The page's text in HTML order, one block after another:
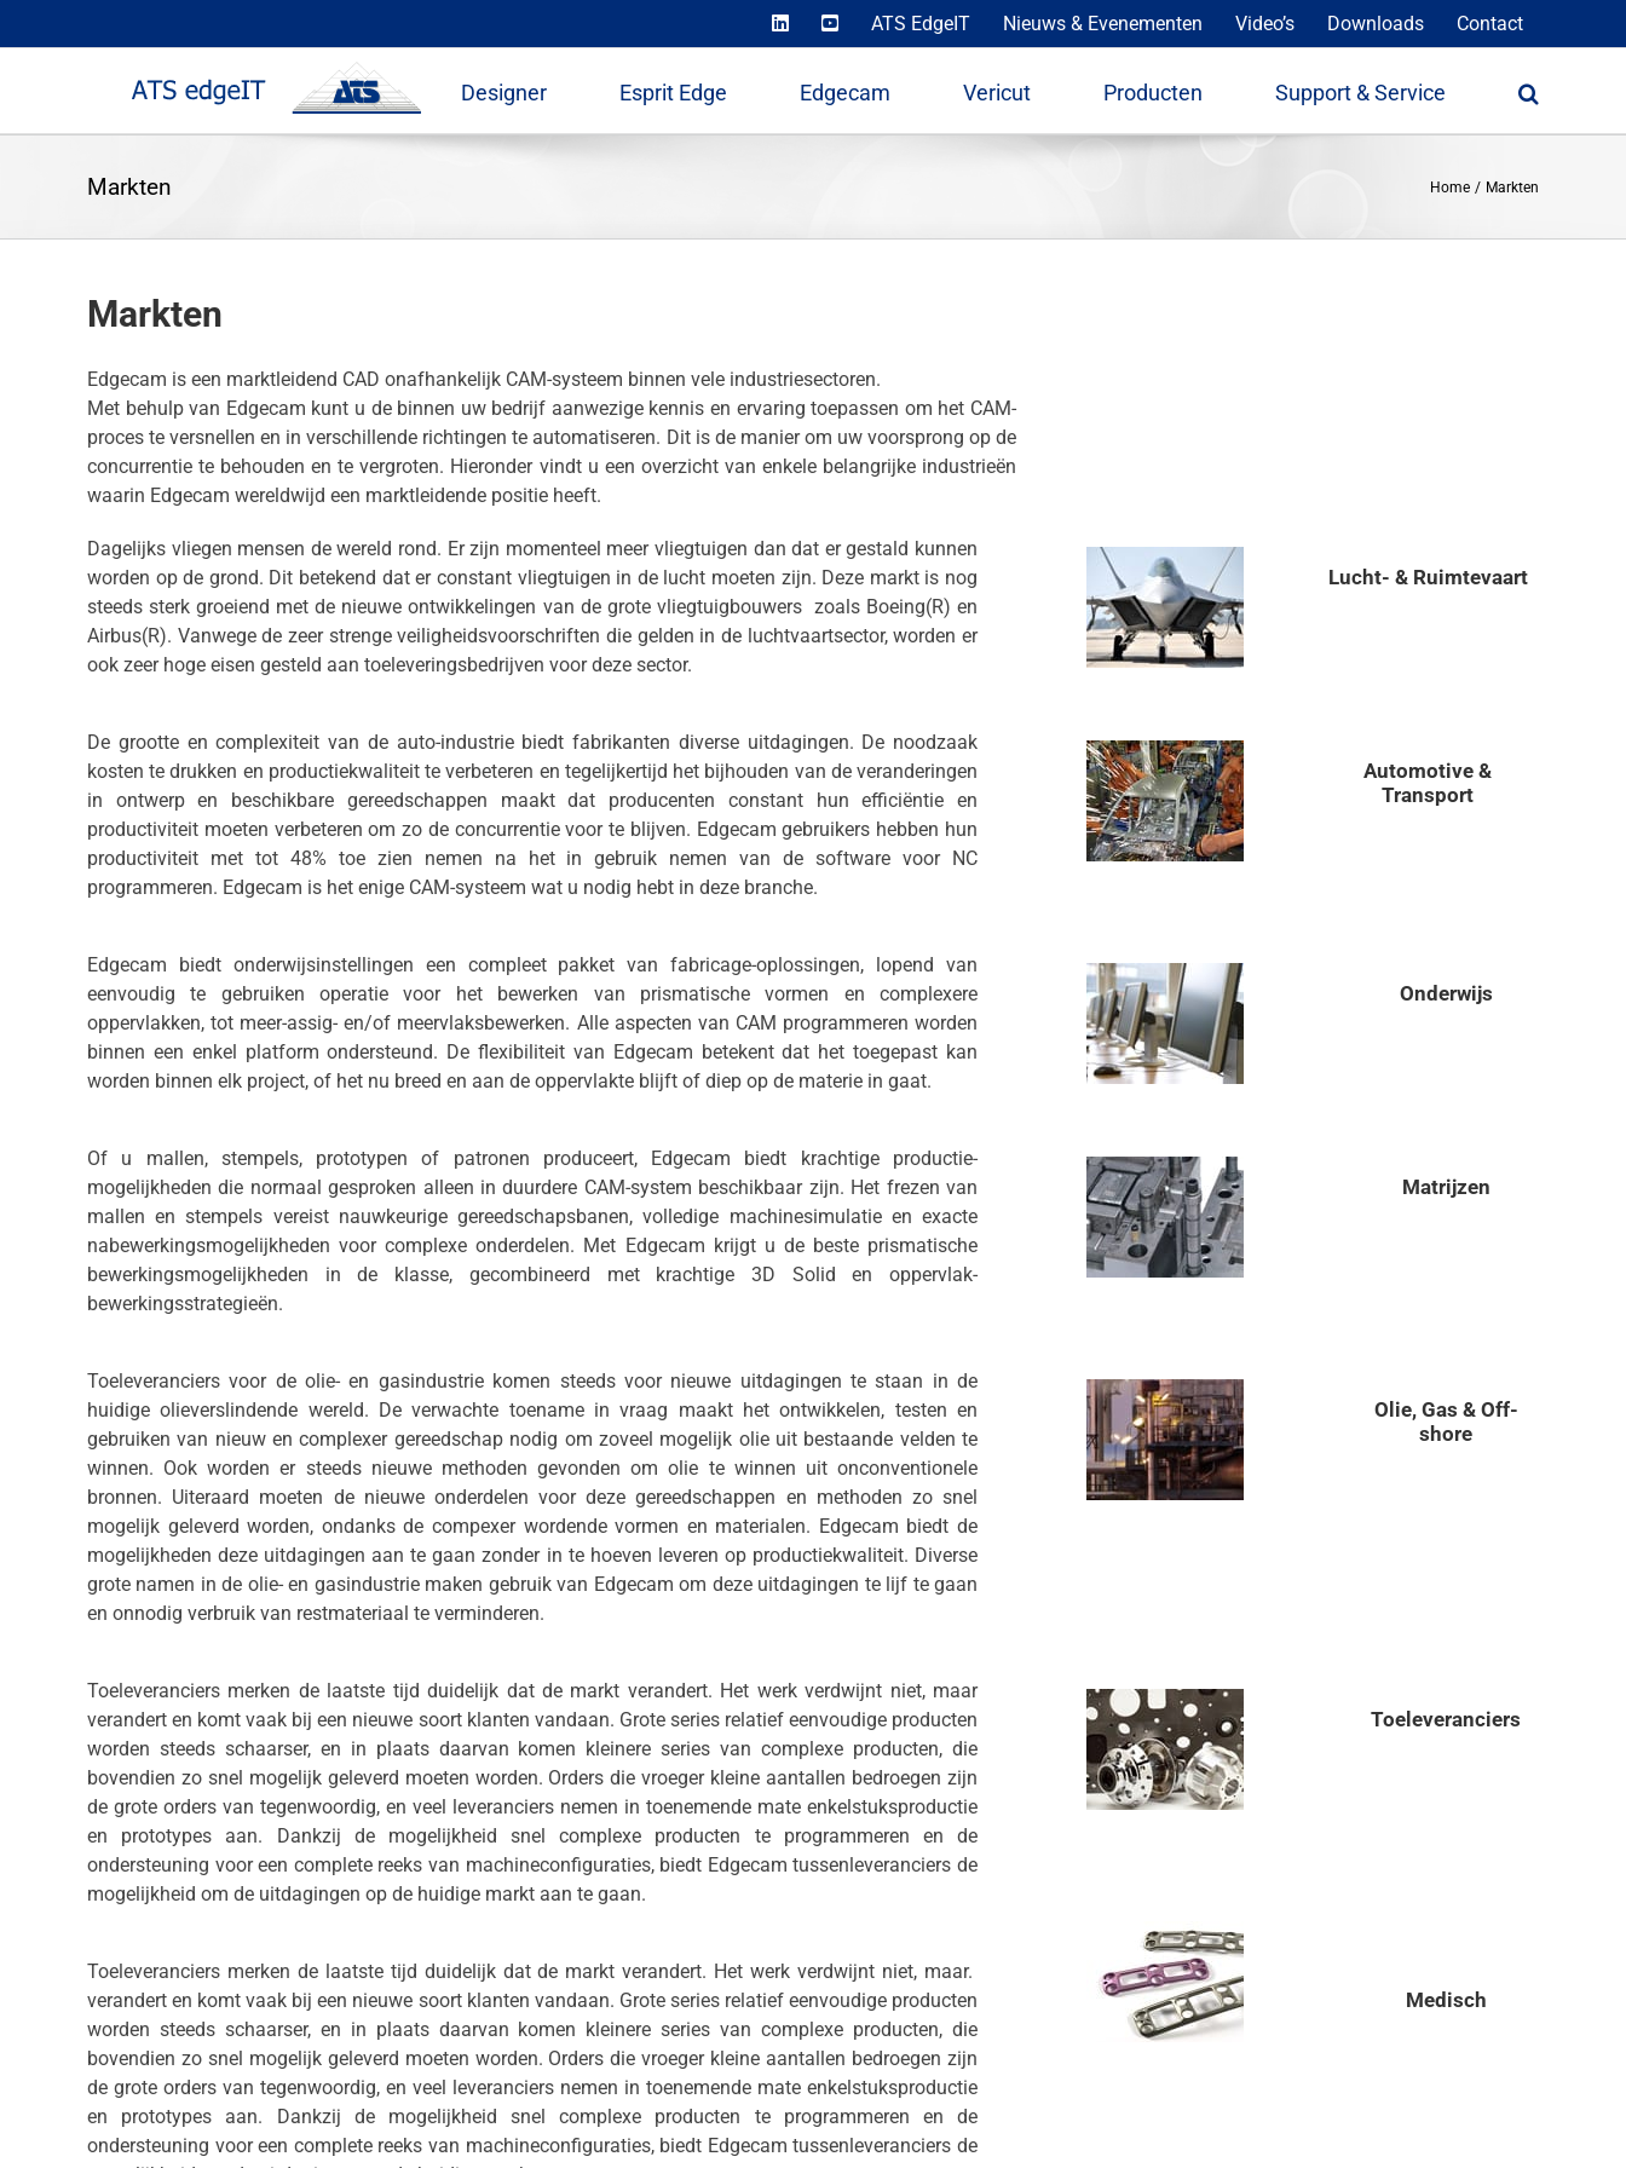
to
ATS EdgeIT Nieuws & Evenementen Video’s Downloads Contact
Designer Esprit Edge Edgecam Vericut Producten Support & Service
Markten Home Markten
Markten
Edgecam is een marktleidend CAD onafhankelijk CAM-systeem binnen vele industriesectoren.
Met behulp van Edgecam kunt u de binnen uw bedrijf aanwezige kennis en ervaring toepassen om het CAM-
proces te versnellen en in verschillende richtingen te automatiseren. Dit is de manier om uw voorsprong op de
concurrentie te behouden en te vergroten. Hieronder vindt u een overzicht van enkele belangrijke industrieën
waarin Edgecam wereldwijd een marktleidende positie heeft.
Dagelijks vliegen mensen de wereld rond. Er zijn momenteel meer vliegtuigen dan dat er gestald kunnen
worden op de grond. Dit betekend dat er constant vliegtuigen in de lucht moeten zijn. Deze markt is nog
steeds sterk groeiend met de nieuwe ontwikkelingen van de grote vliegtuigbouwers zoals Boeing(R) en
Airbus(R). Vanwege de zeer strenge veiligheidsvoorschriften die gelden in de luchtvaartsector, worden er
ook zeer hoge eisen gesteld aan toeleveringsbedrijven voor deze sector.
Lucht- & Ruimtevaart
De grootte en complexiteit van de auto-industrie biedt fabrikanten diverse uitdagingen. De noodzaak
kosten te drukken en productiekwaliteit te verbeteren en tegelijkertijd het bijhouden van de veranderingen
in ontwerp en beschikbare gereedschappen maakt dat producenten constant hun efficiëntie en
productiviteit moeten verbeteren om zo de concurrentie voor te blijven. Edgecam gebruikers hebben hun
productiviteit met tot 48% toe zien nemen na het in gebruik nemen van de software voor NC
programmeren. Edgecam is het enige CAM-systeem wat u nodig hebt in deze branche.
Automotive &
Transport
Edgecam biedt onderwijsinstellingen een compleet pakket van fabricage-oplossingen, lopend van
eenvoudig te gebruiken operatie voor het bewerken van prismatische vormen en complexere
oppervlakken, tot meer-assig- en/of meervlaksbewerken. Alle aspecten van CAM programmeren worden
binnen een enkel platform ondersteund. De flexibiliteit van Edgecam betekent dat het toegepast kan
worden binnen elk project, of het nu breed en aan de oppervlakte blijft of diep op de materie in gaat.
Onderwijs
Of u mallen, stempels, prototypen of patronen produceert, Edgecam biedt krachtige productie-
mogelijkheden die normaal gesproken alleen in duurdere CAM-system beschikbaar zijn. Het frezen van
mallen en stempels vereist nauwkeurige gereedschapsbanen, volledige machinesimulatie en exacte
nabewerkingsmogelijkheden voor complexe onderdelen. Met Edgecam krijgt u de beste prismatische
bewerkingsmogelijkheden in de klasse, gecombineerd met krachtige 3D Solid en oppervlak-
bewerkingsstrategieën.
Matrijzen
Toeleveranciers voor de olie- en gasindustrie komen steeds voor nieuwe uitdagingen te staan in de
huidige olieverslindende wereld. De verwachte toename in vraag maakt het ontwikkelen, testen en
gebruiken van nieuw en complexer gereedschap nodig om zoveel mogelijk olie uit bestaande velden te
winnen. Ook worden er steeds nieuwe methoden gevonden om olie te winnen uit onconventionele
bronnen. Uiteraard moeten de nieuwe onderdelen voor deze gereedschappen en methoden zo snel
mogelijk geleverd worden, ondanks de compexer wordende vormen en materialen. Edgecam biedt de
mogelijkheden deze uitdagingen aan te gaan zonder in te hoeven leveren op productiekwaliteit. Diverse
grote namen in de olie- en gasindustrie maken gebruik van Edgecam om deze uitdagingen te lijf te gaan
en onnodig verbruik van restmateriaal te verminderen.
Olie, Gas & Off-
shore
Toeleveranciers merken de laatste tijd duidelijk dat de markt verandert. Het werk verdwijnt niet, maar
verandert en komt vaak bij een nieuwe soort klanten vandaan. Grote series relatief eenvoudige producten
worden steeds schaarser, en in plaats daarvan komen kleinere series van complexe producten, die
bovendien zo snel mogelijk geleverd moeten worden. Orders die vroeger kleine aantallen bedroegen zijn
de grote orders van tegenwoordig, en veel leveranciers nemen in toenemende mate enkelstuksproductie
en prototypes aan. Dankzij de mogelijkheid snel complexe producten te programmeren en de
ondersteuning voor een complete reeks van machineconfiguraties, biedt Edgecam tussenleveranciers de
mogelijkheid om de uitdagingen op de huidige markt aan te gaan.
Toeleveranciers
Toeleveranciers merken de laatste tijd duidelijk dat de markt verandert. Het werk verdwijnt niet, maar.
verandert en komt vaak bij een nieuwe soort klanten vandaan. Grote series relatief eenvoudige producten
worden steeds schaarser, en in plaats daarvan komen kleinere series van complexe producten, die
bovendien zo snel mogelijk geleverd moeten worden. Orders die vroeger kleine aantallen bedroegen zijn
de grote orders van tegenwoordig, en veel leveranciers nemen in toenemende mate enkelstuksproductie
en prototypes aan. Dankzij de mogelijkheid snel complexe producten te programmeren en de
ondersteuning voor een complete reeks van machineconfiguraties, biedt Edgecam tussenleveranciers de
Medisch